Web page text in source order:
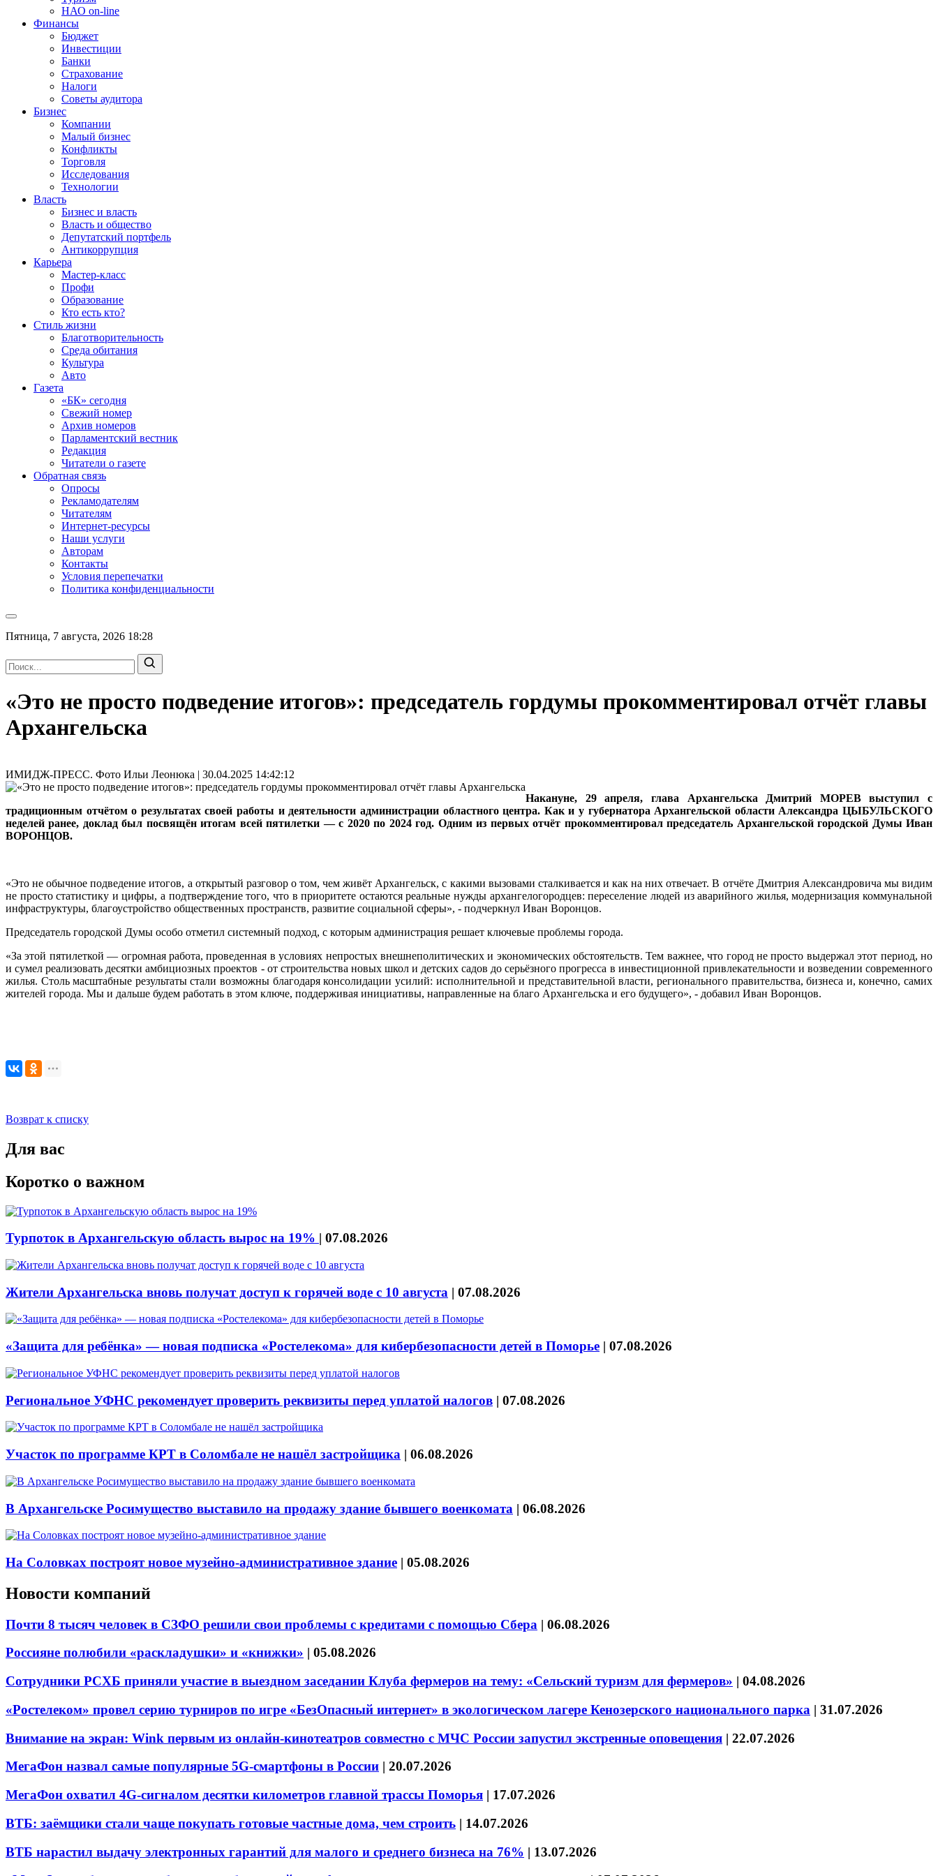
НАО on-line
Финансы
Бюджет
Инвестиции
Банки
Страхование
Налоги
Советы аудитора
Бизнес
Компании
Малый бизнес
Конфликты
Торговля
Исследования
Технологии
Власть
Бизнес и власть
Власть и общество
Депутатский портфель
Антикоррупция
Карьера
Мастер-класс
Профи
Образование
Кто есть кто?
Стиль жизни
Благотворительность
Среда обитания
Культура
Авто
Газета
«БК» сегодня
Свежий номер
Архив номеров
Парламентский вестник
Редакция
Читатели о газете
Обратная связь
Опросы
Рекламодателям
Читателям
Интернет-ресурсы
Наши услуги
Авторам
Контакты
Условия перепечатки
Политика конфиденциальности
Пятница, 7 августа, 2026 18:28
«Это не просто подведение итогов»: председатель гордумы прокомментировал отчёт главы
Архангельска
ИМИДЖ-ПРЕСС. Фото Ильи Леонюка | 30.04.2025 14:42:12
Накануне, 29 апреля, глава Архангельска Дмитрий МОРЕВ выступил с
традиционным отчётом о результатах своей работы и деятельности администрации областного центра. Как и у губернатора Архангельской области Александра ЦЫБУЛЬСКОГО
неделей ранее, доклад был посвящён итогам всей пятилетки — с 2020 по 2024 год. Одним из первых отчёт прокомментировал председатель Архангельской городской Думы Иван
ВОРОНЦОВ.
«Это не обычное подведение итогов, а открытый разговор о том, чем живёт Архангельск, с какими вызовами сталкивается и как на них отвечает. В отчёте Дмитрия Александровича мы видим
не просто статистику и цифры, а подтверждение того, что в приоритете остаются реальные нужды архангелогородцев: переселение людей из аварийного жилья, модернизация коммунальной
инфраструктуры, благоустройство общественных пространств, развитие социальной сферы», - подчеркнул Иван Воронцов.
Председатель городской Думы особо отметил системный подход, с которым администрация решает ключевые проблемы города.
«За этой пятилеткой — огромная работа, проведенная в условиях непростых внешнеполитических и экономических обстоятельств. Тем важнее, что город не просто выдержал этот период, но
и сумел реализовать десятки амбициозных проектов - от строительства новых школ и детских садов до серьёзного прогресса в инвестиционной привлекательности и возведении современного
жилья. Столь масштабные результаты стали возможны благодаря консолидации усилий: исполнительной и представительной власти, регионального правительства, бизнеса и, конечно, самих
жителей города. Мы и дальше будем работать в этом ключе, поддерживая инициативы, направленные на благо Архангельска и его будущего», - добавил Иван Воронцов.
Возврат к списку
Для вас
Коротко о важном
Турпоток в Архангельскую область вырос на 19% | 07.08.2026
Жители Архангельска вновь получат доступ к горячей воде с 10 августа | 07.08.2026
«Защита для ребёнка» — новая подписка «Ростелекома» для кибербезопасности детей в Поморье | 07.08.2026
Региональное УФНС рекомендует проверить реквизиты перед уплатой налогов | 07.08.2026
Участок по программе КРТ в Соломбале не нашёл застройщика | 06.08.2026
В Архангельске Росимущество выставило на продажу здание бывшего военкомата | 06.08.2026
На Соловках построят новое музейно-административное здание | 05.08.2026
Новости компаний
Почти 8 тысяч человек в СЗФО решили свои проблемы с кредитами с помощью Сбера | 06.08.2026
Россияне полюбили «раскладушки» и «книжки» | 05.08.2026
Сотрудники РСХБ приняли участие в выездном заседании Клуба фермеров на тему: «Сельский туризм для фермеров» | 04.08.2026
«Ростелеком» провел серию турниров по игре «БезОпасный интернет» в экологическом лагере Кенозерского национального парка | 31.07.2026
Внимание на экран: Wink первым из онлайн-кинотеатров совместно с МЧС России запустил экстренные оповещения | 22.07.2026
МегаФон назвал самые популярные 5G-смартфоны в России | 20.07.2026
МегаФон охватил 4G-сигналом десятки километров главной трассы Поморья | 17.07.2026
ВТБ: заёмщики стали чаще покупать готовые частные дома, чем строить | 14.07.2026
ВТБ нарастил выдачу электронных гарантий для малого и среднего бизнеса на 76% | 13.07.2026